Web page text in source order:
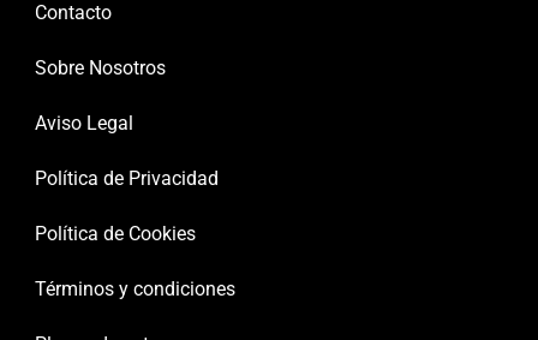
Contacto
Sobre Nosotros
Aviso Legal
Política de Privacidad
Política de Cookies
Términos y condiciones